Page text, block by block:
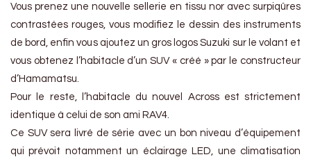
Vous prenez une nouvelle sellerie en tissu nor avec surpiqûres
contrastées rouges, vous modifiez le dessin des instruments
de bord, enfin vous ajoutez un gros logos Suzuki sur le volant et
vous obtenez l’habitacle d’un SUV « créé » par le constructeur
d’Hamamatsu.
Pour le reste, l’habitacle du nouvel Across est strictement
identique à celui de son ami RAV4.
Ce SUV sera livré de série avec un bon niveau d’équipement
qui prévoit notamment un éclairage LED, une climatisation